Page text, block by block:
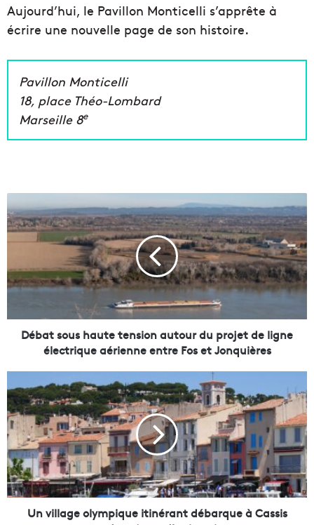
Aujourd’hui, le Pavillon Monticelli s’apprête à
écrire une nouvelle page de son histoire.
Pavillon Monticelli
18, place Théo-Lombard
Marseille 8e
é
b
a
s
o
s
e
t
e
n
s
i
o
n
Débat sous haute tension autour du projet de ligne
électrique aérienne entre Fos et Jonquières
n
v
i
l
l
a
g
e
Un village olympique itinérant débarque à Cassis